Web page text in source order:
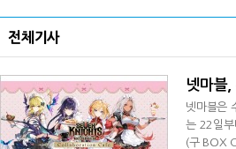
전체기사
넷마블
넷마블은
는 22일부
(구 BOX